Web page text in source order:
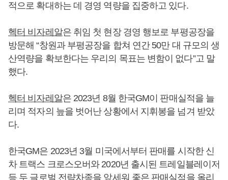
적으로 확대하는 데 경영 역량을 집중하고 있다.
헥터 비자레알은 취임 첫 현장 경영 행보로 부평공장을
방문해 “창원과 부평공장을 합쳐 연간 50만 대 규모의 생
산역량을 확보한다는 우리의 목표는 변함이 없다”고 말
했다.
헥터 비자레알은 2023년 8월 한국GM이 판매실적을 늘
리며 적자의 늪을 벗어난 상황에서 지휘봉을 넘겨 받았
다.
한국GM은 2023년 3월 미국에서부터 판매를 시작한 신
차 트랙스 크로스오버와 2020년 출시된 트레일블레이저
등 두 글로벌 전략차종을 앞세워 좋은 판매실적을 올리